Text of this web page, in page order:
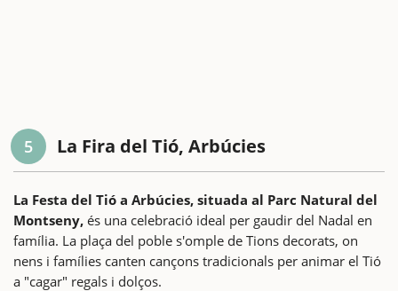
5 La Fira del Tió, Arbúcies
La Festa del Tió a Arbúcies, situada al Parc Natural del
Montseny, és una celebració ideal per gaudir del Nadal en
família. La plaça del poble s'omple de Tions decorats, on
nens i famílies canten cançons tradicionals per animar el Tió
a "cagar" regals i dolços.